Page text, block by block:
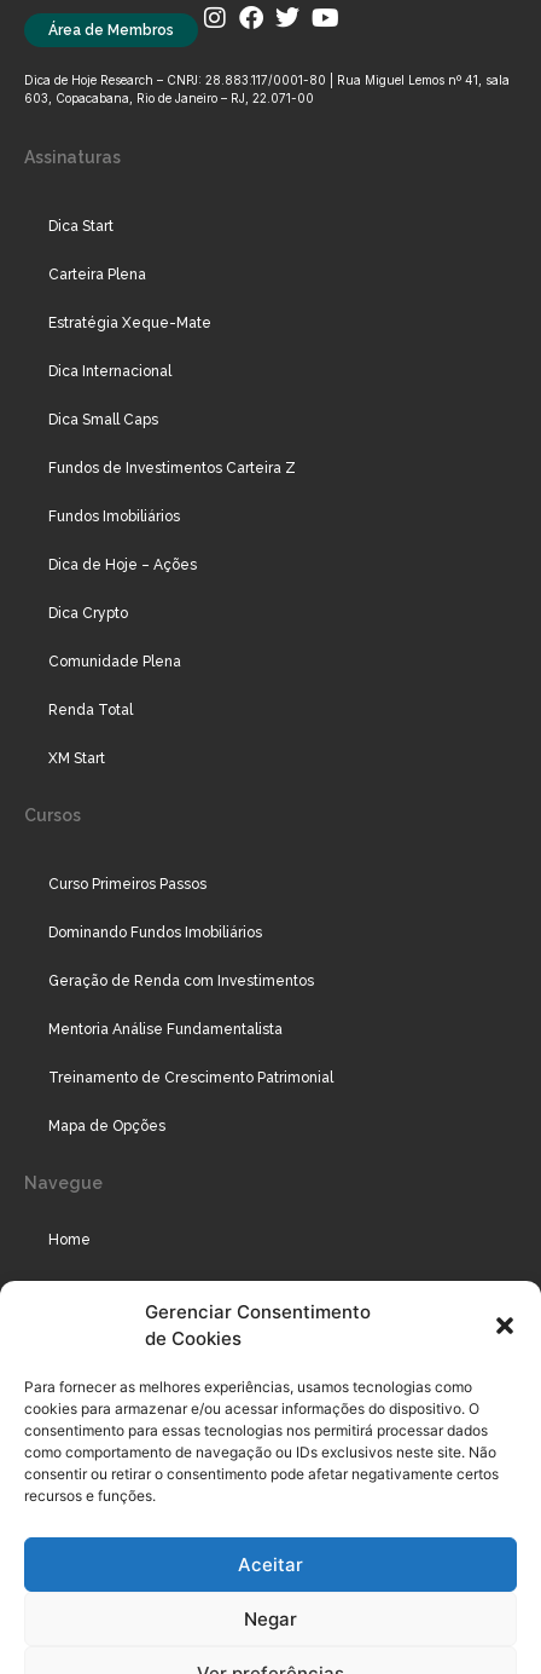
Gerenciar Consentimento
de Cookies
Para fornecer as melhores experiências, usamos tecnologias como
cookies para armazenar e/ou acessar informações do dispositivo. O
consentimento para essas tecnologias nos permitirá processar dados
como comportamento de navegação ou IDs exclusivos neste site. Não
consentir ou retirar o consentimento pode afetar negativamente certos
recursos e funções.
Aceitar
Negar
Área de Membros
Dica de Hoje Research – CNPJ: 28.883.117/0001-80 | Rua Miguel Lemos nº 41, sala
603, Copacabana, Rio de Janeiro – RJ, 22.071-00
Assinaturas
Dica Start
Carteira Plena
Estratégia Xeque-Mate
Dica Internacional
Dica Small Caps
Fundos de Investimentos Carteira Z
Fundos Imobiliários
Dica de Hoje – Ações
Dica Crypto
Comunidade Plena
Renda Total
XM Start
Cursos
Curso Primeiros Passos
Dominando Fundos Imobiliários
Geração de Renda com Investimentos
Mentoria Análise Fundamentalista
Treinamento de Crescimento Patrimonial
Mapa de Opções
Navegue
Home
Podcast
Legal
Termo de uso do usuário e assinante